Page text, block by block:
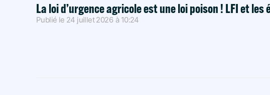
La loi d’urgence agricole est une loi poison ! LFI et
Publié le 24 juillet 2026 à 10:24